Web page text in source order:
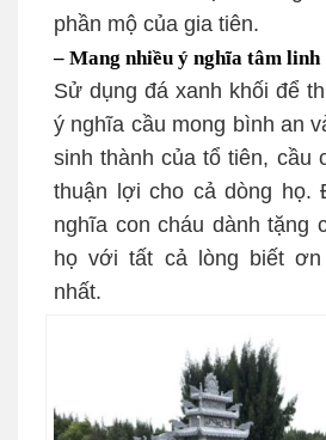
phần mộ của gia tiên.
– Mang nhiều ý nghĩa tâm linh
Sử dụng đá xanh khối để
ý nghĩa cầu mong bình an
sinh thành của tổ tiên, cầu
thuận lợi cho cả dòng họ.
nghĩa con cháu dành tặng
họ với tất cả lòng biết
nhất.